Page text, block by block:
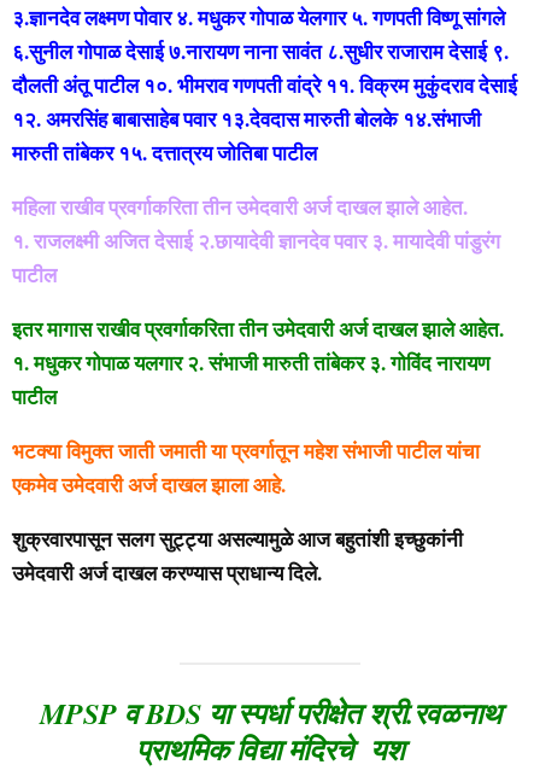
३.ज्ञानदेव लक्ष्मण पोवार ४. मधुकर गोपाळ येलगार ५. गणपती विष्णू सांगले
६.सुनील गोपाळ देसाई ७.नारायण नाना सावंत ८.सुधीर राजाराम देसाई ९.
दौलती अंतू पाटील १०. भीमराव गणपती वांद्रे ११. विक्रम मुकुंदराव देसाई
१२. अमरसिंह बाबासाहेब पवार १३.देवदास मारुती बोलके १४.संभाजी
मारुती तांबेकर १५. दत्तात्रय जोतिबा पाटील
महिला राखीव प्रवर्गाकरिता तीन उमेदवारी अर्ज दाखल झाले आहेत.
१. राजलक्ष्मी अजित देसाई २.छायादेवी ज्ञानदेव पवार ३. मायादेवी पांडुरंग
पाटील
इतर मागास राखीव प्रवर्गाकरिता तीन उमेदवारी अर्ज दाखल झाले आहेत.
१. मधुकर गोपाळ यलगार २. संभाजी मारुती तांबेकर ३. गोविंद नारायण
पाटील
भटक्या विमुक्त जाती जमाती या प्रवर्गातून महेश संभाजी पाटील यांचा
एकमेव उमेदवारी अर्ज दाखल झाला आहे.
शुक्रवारपासून सलग सुट्ट्या असल्यामुळे आज बहुतांशी इच्छुकांनी
उमेदवारी अर्ज दाखल करण्यास प्राधान्य दिले.
MPSP व BDS या स्पर्धा परीक्षेत श्री.रवळनाथ
प्राथमिक विद्या मंदिरचे यश